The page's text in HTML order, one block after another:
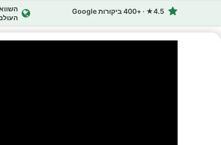
4.5★ · +400 ביקורות Google